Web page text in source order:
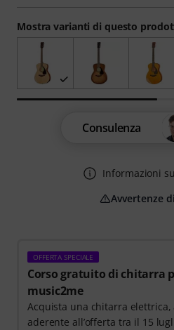
OFFERTA SPECIALE
Corso gratuito di chitarra
music2me
Acquista una chitarra elettrica,
aderente all’offerta tra il 15
Mostra varianti di questo
Consulenza
Informazioni
Avvertenze